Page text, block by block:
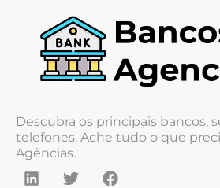
Descubra os principais bancos,
telefones. Ache tudo o que
Agências.